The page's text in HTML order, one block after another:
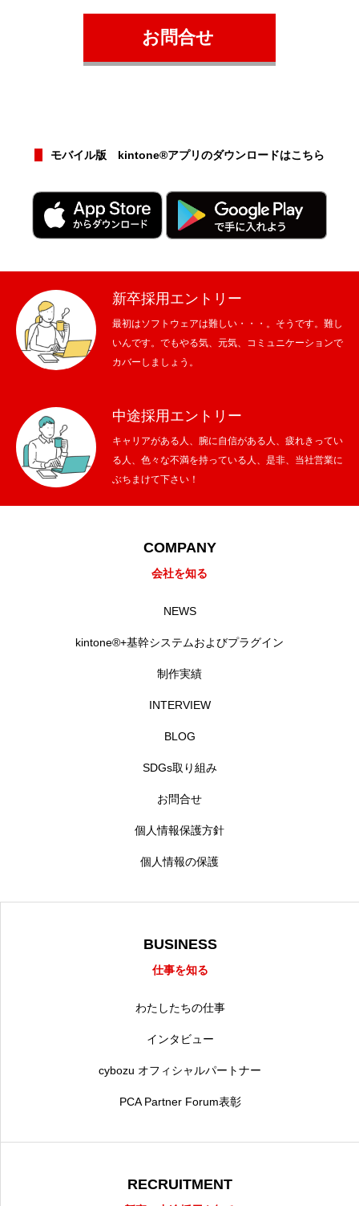
お問合せ
モバイル版 kintone®アプリのダウンロードはこちら
新卒採用エントリー
最初はソフトウェアは難しい・・・。そうです。難し
いんです。でもやる気、元気、コミュニケーションで
カバーしましょう。
中途採用エントリー
キャリアがある人、腕に自信がある人、疲れきってい
る人、色々な不満を持っている人、是非、当社営業に
ぶちまけて下さい！
COMPANY
会社を知る
NEWS
kintone®+基幹システムおよびプラグイン
制作実績
INTERVIEW
BLOG
SDGs取り組み
お問合せ
個人情報保護方針
個人情報の保護
BUSINESS
仕事を知る
わたしたちの仕事
インタビュー
cybozu オフィシャルパートナー
PCA Partner Forum表彰
RECRUITMENT